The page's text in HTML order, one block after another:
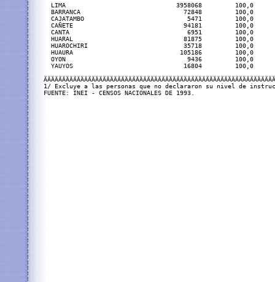
LIMA                              3958068         100,0
BARRANCA                            72848         100,0
CAJATAMBO                            5471         100,0
CAÑETE                              94181         100,0
CANTA                                6951         100,0
HUARAL                              81875         100,0
HUAROCHIRI                          35718         100,0
HUAURA                             105186         100,0
OYON                                 9436         100,0
YAUYOS                              16804         100,0
1/ Excluye a las personas que no declararon su nivel de